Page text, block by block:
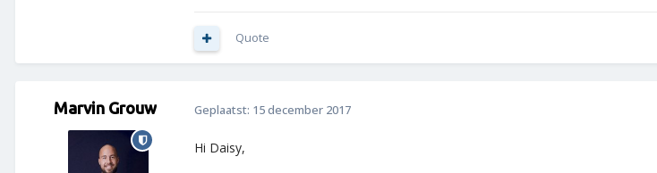
Quote
Marvin Grouw Geplaatst: 15 december 2017
Hi Daisy,